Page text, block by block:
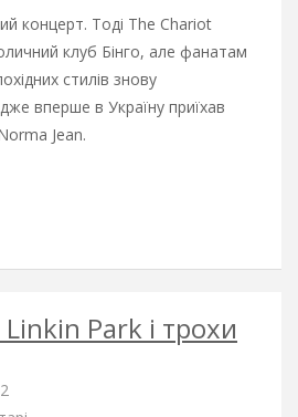
концерт. Тоді The Chariot
клуб Бінго, але фанатам
стилів знову
вперше в Україну приїхав
Jean.
Park і трохи